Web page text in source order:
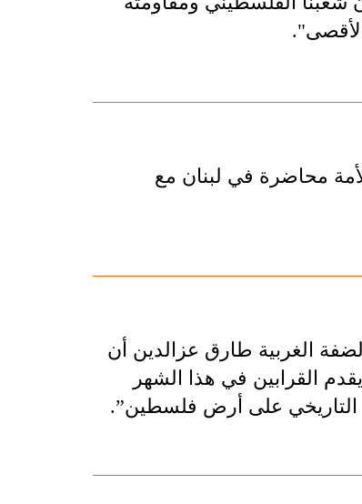
محاضرة في لبنان مع
الغربية طارق عزالدين أن
القرابين في هذا الشهر
التاريخي على أرض فلسطين”.